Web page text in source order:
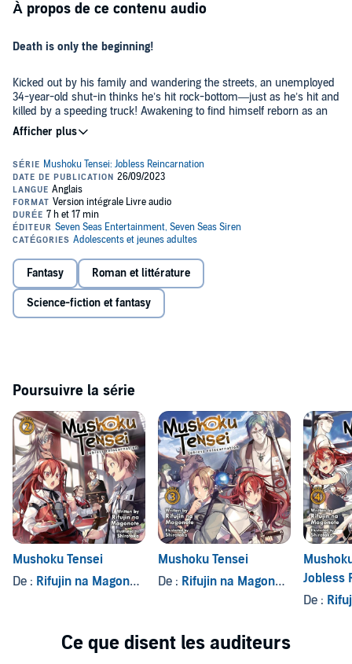
À propos de ce contenu audio
Death is only the beginning!
Kicked out by his family and wandering the streets, an unemployed
34-year-old shut-in thinks he’s hit rock-bottom—just as he’s hit and
killed by a speeding truck! Awakening to find himself reborn as an
infant in a world of swords and sorcery, but with the memories of
his first life intact, Rudeus Greyrat is determined not to repeat his
he sets off on the adventure of a second lifetime!
Fantasy Roman et littérature
Science-fiction et fantasy
Poursuivre la série
Mushoku Tensei
De : Rifujin na Magonote
Mushoku Tensei
De : Rifujin na Magonote
Jobless
(Light
De :